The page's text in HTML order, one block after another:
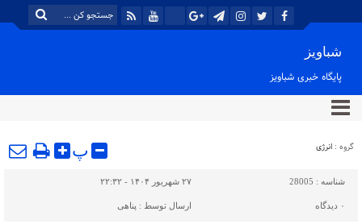
شباویز
پایگاه خبری شباویز
گروه : انرژی پ
شناسه : 28005 ۲۷ شهریور ۱۴۰۴ - ۲۲:۳۲
۰ دیدگاه ارسال توسط : پناهی